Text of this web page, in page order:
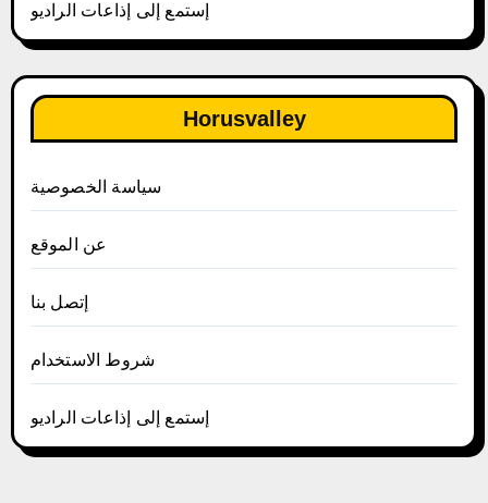
إستمع إلى إذاعات الراديو
Horusvalley
سياسة الخصوصية
عن الموقع
إتصل بنا
شروط الاستخدام
إستمع إلى إذاعات الراديو